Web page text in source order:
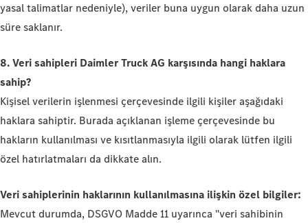
yasal talimatlar nedeniyle), veriler buna uygun olarak daha uzun
süre saklanır.
8. Veri sahipleri Daimler Truck AG karşısında hangi haklara
sahip?
Kişisel verilerin işlenmesi çerçevesinde ilgili kişiler aşağıdaki
haklara sahiptir. Burada açıklanan işleme çerçevesinde bu
hakların kullanılması ve kısıtlanmasıyla ilgili olarak lütfen ilgili
özel hatırlatmaları da dikkate alın.
Veri sahiplerinin haklarının kullanılmasına ilişkin özel bilgiler:
Mevcut durumda, DSGVO Madde 11 uyarınca "veri sahibinin